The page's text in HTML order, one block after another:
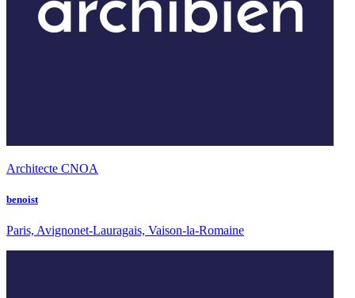
Architecte CNOA
benoist
Paris, Avignonet-Lauragais, Vaison-la-Romaine